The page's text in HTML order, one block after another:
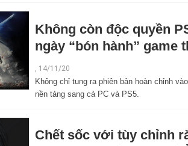
Không còn độc quyền
ngày “bón hành” game
14/11/20
Không chỉ tung ra phiên bản hoàn chỉnh
nền tảng sang cả PC và PS5.
Chết sốc với tùy chỉnh